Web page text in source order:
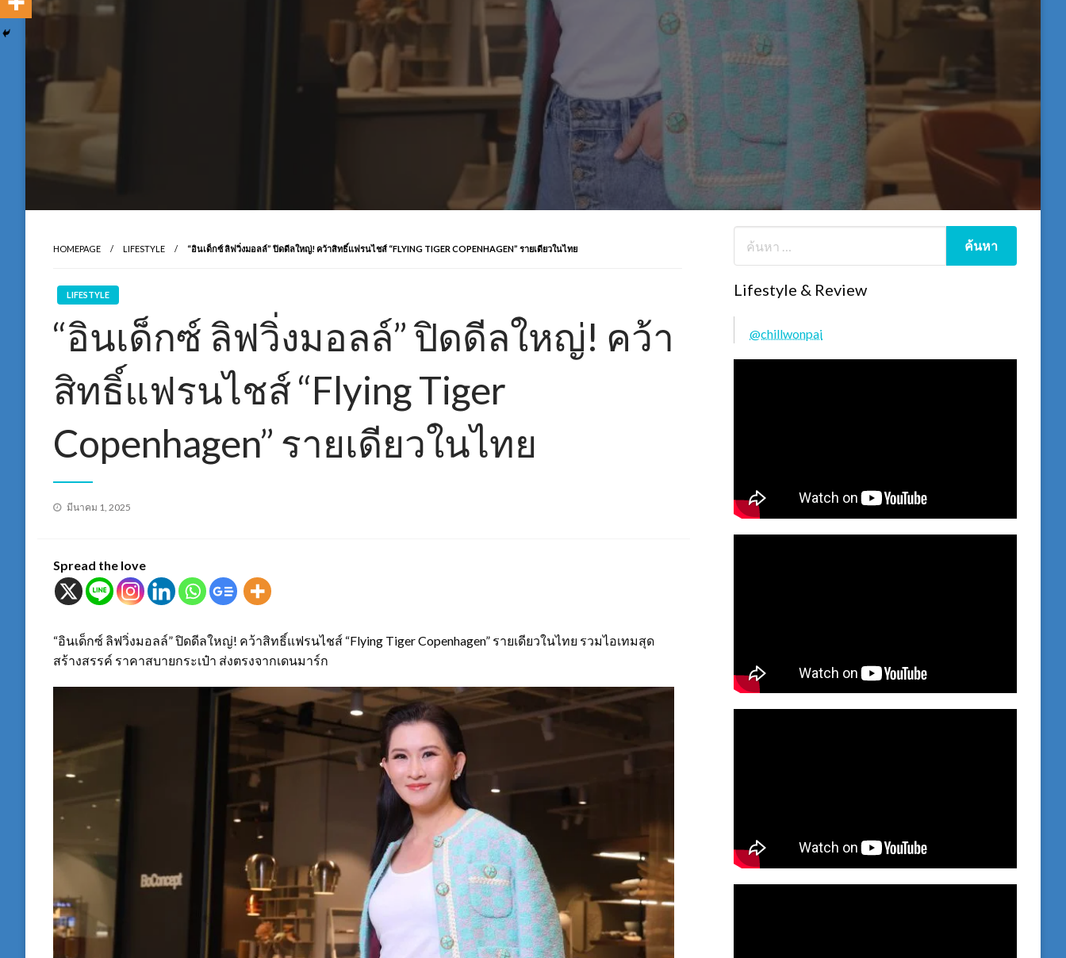
HOMEPAGE LIFESTYLE “อินเด็กซ์ ลิฟวิ่งมอลล์” ปิดดีลใหญ่! คว้าสิทธิ์แฟรนไชส์ “FLYING TIGER COPENHAGEN” รายเดียวในไทย
LIFESTYLE
“อินเด็กซ์ ลิฟวิ่งมอลล์” ปิดดีลใหญ่! คว้า
สิทธิ์แฟรนไชส์ “Flying Tiger
Copenhagen” รายเดียวในไทย
Posted
มีนาคม 1, 2025
Spread the love
“อินเด็กซ์ ลิฟวิ่งมอลล์” ปิดดีลใหญ่! คว้าสิทธิ์แฟรนไชส์ “Flying Tiger Copenhagen” รายเดียวในไทย รวมไอเทมสุด
สร้างสรรค์ ราคาสบายกระเป๋า ส่งตรงจากเดนมาร์ก
Lifestyle & Review
@chillwonpai